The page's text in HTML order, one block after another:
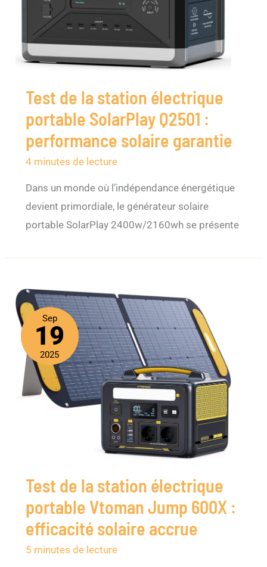
Test de la station électrique
portable SolarPlay Q2501 :
performance solaire garantie
4 minutes de lecture
Dans un monde où l’indépendance énergétique
devient primordiale, le générateur solaire
portable SolarPlay 2400w/2160wh se présente
Sep
19
2025
Test de la station électrique
portable Vtoman Jump 600X :
efficacité solaire accrue
5 minutes de lecture